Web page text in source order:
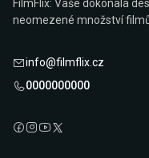
FilmFlix: Vaše dokonalá
neomezené množství
info@filmflix.cz
0000000000